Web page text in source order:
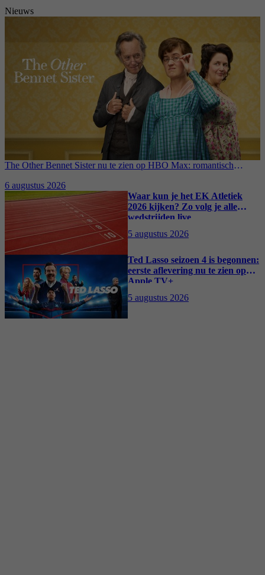
Nieuws
The Other Bennet Sister nu te zien op HBO Max: romantisch
6 augustus 2026
Waar kun je het EK Atletiek
2026 kijken? Zo volg je alle
wedstrijden live
5 augustus 2026
Ted Lasso seizoen 4 is begonnen:
eerste aflevering nu te zien op
Apple TV+
5 augustus 2026